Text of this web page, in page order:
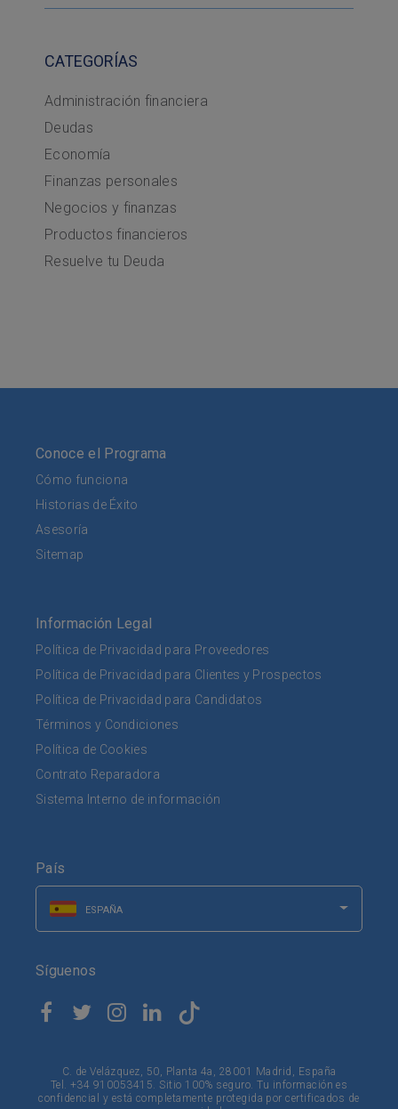
CATEGORÍAS
Administración financiera
Deudas
Economía
Finanzas personales
Negocios y finanzas
Productos financieros
Resuelve tu Deuda
Conoce el Programa
Cómo funciona
Historias de Éxito
Asesoría
Sitemap
Información Legal
Política de Privacidad para Proveedores
Política de Privacidad para Clientes y Prospectos
Política de Privacidad para Candidatos
Términos y Condiciones
Política de Cookies
Contrato Reparadora
Sistema Interno de información
País
ESPAÑA
Síguenos
C. de Velázquez, 50, Planta 4a, 28001 Madrid, España
Tel. +34 910053415. Sitio 100% seguro. Tu información es
confidencial y está completamente protegida por certificados de